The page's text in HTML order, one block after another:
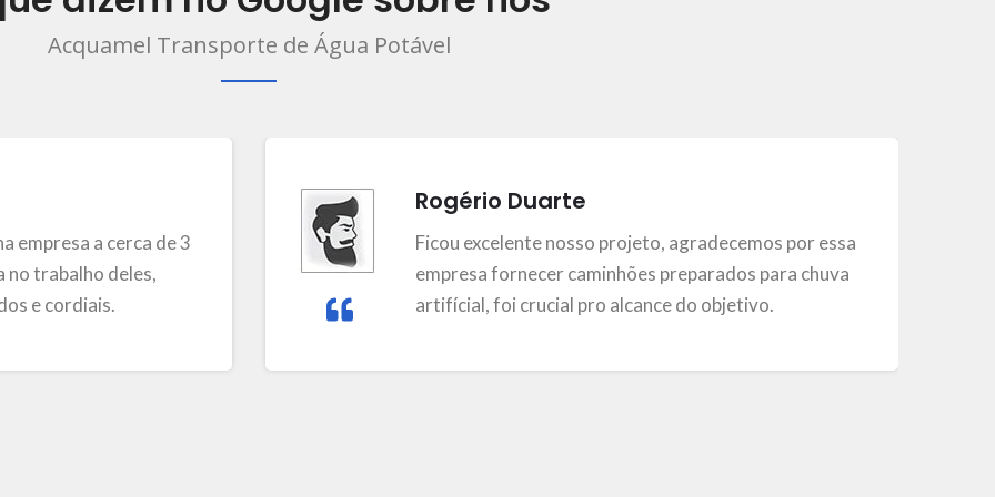
Acquamel Transporte de Água Potável
empresa a cerca de 3
no trabalho deles,
e cordiais.
Rogério Duarte
Ficou excelente nosso projeto, agradecemos por essa
empresa fornecer caminhões preparados para chuva
artifícial, foi crucial pro alcance do objetivo.